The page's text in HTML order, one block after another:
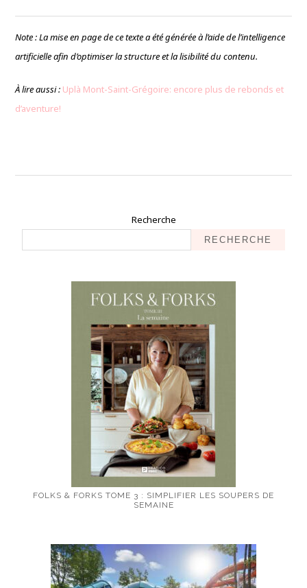
Note : La mise en page de ce texte a été générée à l’aide de l’intelligence
artificielle afin d’optimiser la structure et la lisibilité du contenu.
À lire aussi : Uplà Mont-Saint-Grégoire: encore plus de rebonds et
d’aventure!
Recherche
RECHERCHE
FOLKS & FORKS TOME 3 : SIMPLIFIER LES SOUPERS DE
SEMAINE